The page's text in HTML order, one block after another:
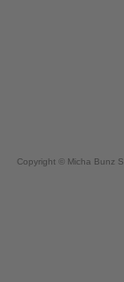
Copyright © Micha Bunz